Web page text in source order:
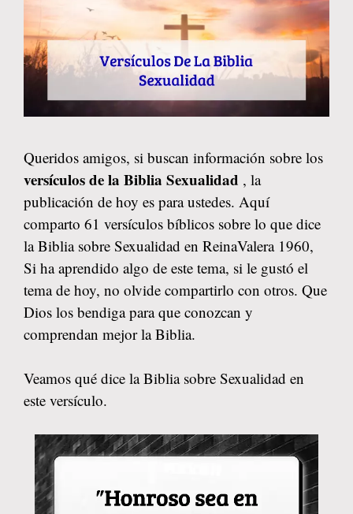
Queridos amigos, si buscan información sobre los
versículos de la Biblia Sexualidad , la
publicación de hoy es para ustedes. Aquí
comparto 61 versículos bíblicos sobre lo que dice
la Biblia sobre Sexualidad en ReinaValera 1960,
Si ha aprendido algo de este tema, si le gustó el
tema de hoy, no olvide compartirlo con otros. Que
Dios los bendiga para que conozcan y
comprendan mejor la Biblia.
Veamos qué dice la Biblia sobre Sexualidad en
este versículo.